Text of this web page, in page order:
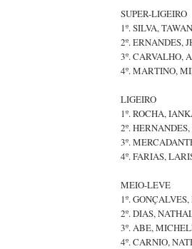
SUPER-LIGEIRO
1º. SILVA,
2º. ERNANDES,
3º. CARVALHO,
4º. MARTINO,
LIGEIRO
1º. ROCHA,
2º.
3º.
4º. FARIAS,
MEIO-LEVE
1º.
2º. DIAS,
3º. ABE,
4º. CARNIO,